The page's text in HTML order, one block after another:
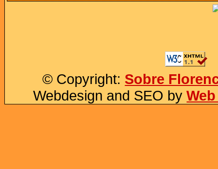
© Copyright: Sobre
Webdesign and SEO by